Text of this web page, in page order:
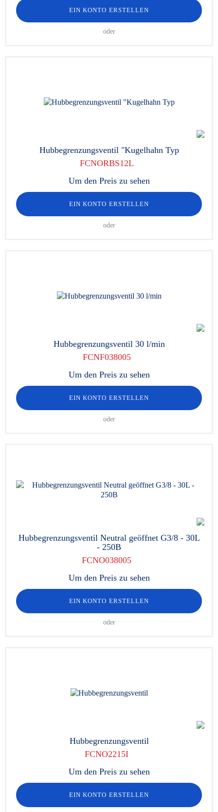
EIN KONTO ERSTELLEN
oder
Hubbegrenzungsventil "Kugelhahn Typ
FCNORBS12L
Um den Preis zu sehen
EIN KONTO ERSTELLEN
oder
Hubbegrenzungsventil 30 l/min
FCNF038005
Um den Preis zu sehen
EIN KONTO ERSTELLEN
oder
Hubbegrenzungsventil Neutral geöffnet G3/8 - 30L
- 250B
FCNO038005
Um den Preis zu sehen
EIN KONTO ERSTELLEN
oder
Hubbegrenzungsventil
FCNO2215I
Um den Preis zu sehen
EIN KONTO ERSTELLEN